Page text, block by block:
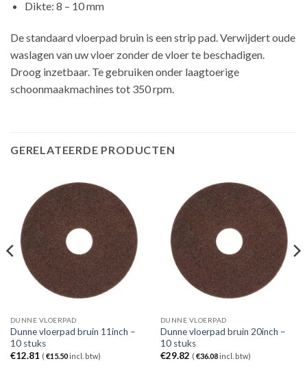
Dikte: 8 – 10 mm
De standaard vloerpad bruin is een strip pad. Verwijdert oude
waslagen van uw vloer zonder de vloer te beschadigen.
Droog inzetbaar. Te gebruiken onder laagtoerige
schoonmaakmachines tot 350 rpm.
GERELATEERDE PRODUCTEN
DUNNE VLOERPAD
Dunne vloerpad bruin 11inch –
10 stuks
€12.81 ( €15.50incl. btw)
DUNNE VLOERPAD
Dunne vloerpad bruin 20inch –
10 stuks
€29.82 ( €36.08incl. btw)